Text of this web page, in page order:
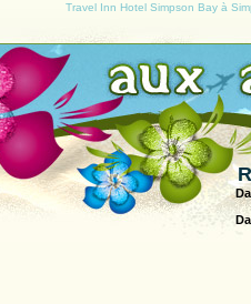
Travel Inn Hotel Simpson Bay à